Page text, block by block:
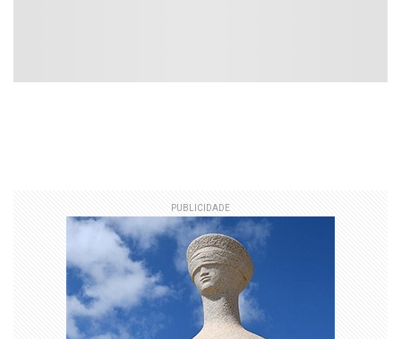
PUBLICIDADE